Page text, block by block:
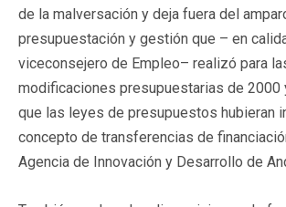
de la malversación y deja fuera del
presupuestación y gestión que – en
viceconsejero de Empleo– realizó para
modificaciones presupuestarias de 2000
que las leyes de presupuestos hubieran
concepto de transferencias de
Agencia de Innovación y Desarrollo de